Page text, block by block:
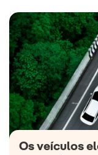
Os veículos